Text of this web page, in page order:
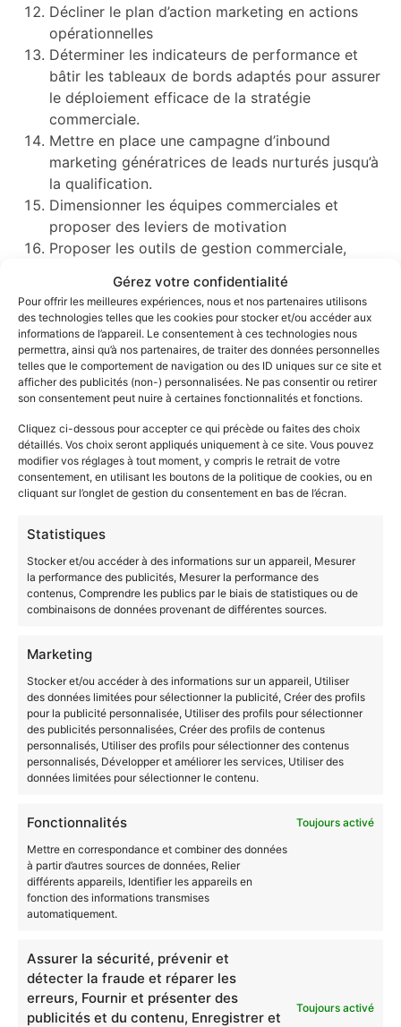
Gérez votre confidentialité
Pour offrir les meilleures expériences, nous et nos partenaires utilisons
des technologies telles que les cookies pour stocker et/ou accéder aux
informations de l’appareil. Le consentement à ces technologies nous
permettra, ainsi qu’à nos partenaires, de traiter des données personnelles
telles que le comportement de navigation ou des ID uniques sur ce site et
afficher des publicités (non-) personnalisées. Ne pas consentir ou retirer
son consentement peut nuire à certaines fonctionnalités et fonctions.
Cliquez ci-dessous pour accepter ce qui précède ou faites des choix
détaillés. Vos choix seront appliqués uniquement à ce site. Vous pouvez
modifier vos réglages à tout moment, y compris le retrait de votre
consentement, en utilisant les boutons de la politique de cookies, ou en
cliquant sur l’onglet de gestion du consentement en bas de l’écran.
Statistiques
Stocker et/ou accéder à des informations sur un appareil, Mesurer
la performance des publicités, Mesurer la performance des
contenus, Comprendre les publics par le biais de statistiques ou de
combinaisons de données provenant de différentes sources.
Marketing
Stocker et/ou accéder à des informations sur un appareil, Utiliser
des données limitées pour sélectionner la publicité, Créer des profils
pour la publicité personnalisée, Utiliser des profils pour sélectionner
des publicités personnalisées, Créer des profils de contenus
personnalisés, Utiliser des profils pour sélectionner des contenus
personnalisés, Développer et améliorer les services, Utiliser des
données limitées pour sélectionner le contenu.
Fonctionnalités
Toujours activé
Mettre en correspondance et combiner des données
à partir d’autres sources de données, Relier
différents appareils, Identifier les appareils en
fonction des informations transmises
automatiquement.
Assurer la sécurité, prévenir et
détecter la fraude et réparer les
erreurs, Fournir et présenter des
publicités et du contenu, Enregistrer et
Toujours activé
Décliner le plan d’action marketing en actions
opérationnelles
Déterminer les indicateurs de performance et
bâtir les tableaux de bords adaptés pour assurer
le déploiement efficace de la stratégie
commerciale.
Mettre en place une campagne d’inbound
marketing génératrices de leads nurturés jusqu’à
la qualification.
Dimensionner les équipes commerciales et
proposer des leviers de motivation
Proposer les outils de gestion commerciale,
suivi d’activité.
Mettre en œuvre le Plan d’actions commerciales
(technique)
Mener les négociations jusqu’à la signature de
nouveaux contrats
Suivre les résultats commerciaux et mesurer
l’atteinte des objectifs fixés à l’aide des tableaux
de bord pour suivre, analyser les résultats
commerciaux globaux, par équipe, par canal, par
zone géographique et par collaborateur et enfin
commerciale
Ainsi, pour atteindre la certification, vous devez
réussir durant votre validation au moins75% des
modulesdans chaque section de compétences.
VAE Manager de la
performance commerciale :
Les débouchés
Emplois
Le titulaire de la certification peut travailler dans tous
les secteurs suivants :
Dans de grandes entreprises au sein d’une
Direction Commerciale, au siège, en
établissement, en filiale, en France ou à l’étranger.
partie des activités selon l’activité de l’entreprise.
Il peut être amené à créer sa propre entreprise ou
à s’associer à un dirigeant.